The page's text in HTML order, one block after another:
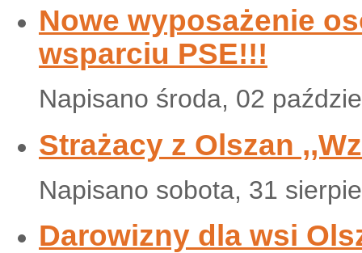
Nowe wyposażenie
wsparciu PSE!!!
Napisano środa, 02
Strażacy z Olszan
Napisano sobota, 31
Darowizny dla wsi